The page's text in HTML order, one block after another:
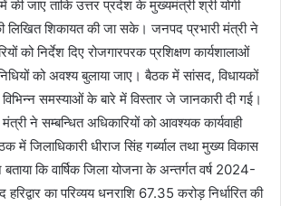
की जाए ताकि उत्तर प्रदेश के मुख्यमंत्री श्री योगी
लिखित शिकायत की जा सके। जनपद प्रभारी मंत्री ने
को निर्देश दिए रोजगारपरक प्रशिक्षण कार्यशालाओं
को अवश्य बुलाया जाए। बैठक में सांसद, विधायकों
विभिन्न समस्याओं के बारे में विस्तार जे जानकारी दी गई।
ने सम्बन्धित अधिकारियों को आवश्यक कार्यवाही
में जिलाधिकारी धीराज सिंह गर्ब्याल तथा मुख्य विकास
कि वार्षिक जिला योजना के अन्तर्गत वर्ष 2024-
का परिव्यय धनराशि 67.35 करोड़ निर्धारित की